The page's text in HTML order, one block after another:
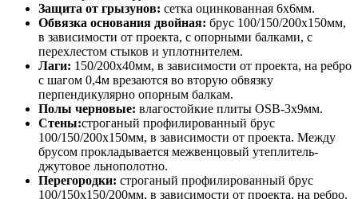
Защита от грызунов: сетка оцинкованная 6х6мм.
Обвязка основания двойная: брус 100/150/200х150мм,
в зависимости от проекта, с опорными балками, с
перехлестом стыков и уплотнителем.
Лаги: 150/200х40мм, в зависимости от проекта, на ребро
с шагом 0,4м врезаются во вторую обвязку
перпендикулярно опорным балкам.
Полы черновые: влагостойкие плиты OSB-3х9мм.
Стены:строганый профилированный брус
100/150/200х150мм, в зависимости от проекта. Между
брусом прокладывается межвенцовый утеплитель-
джутовое льнополотно.
Перегородки: строганый профилированный брус
100/150х150/200мм, в зависимости от проекта, на ребро.